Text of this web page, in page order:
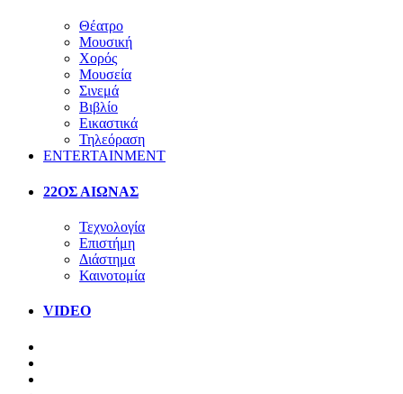
Θέατρο
Μουσική
Χορός
Μουσεία
Σινεμά
Βιβλίο
Εικαστικά
Τηλεόραση
ENTERTAINMENT
22ΟΣ ΑΙΩΝΑΣ
Τεχνολογία
Επιστήμη
Διάστημα
Καινοτομία
VIDEO